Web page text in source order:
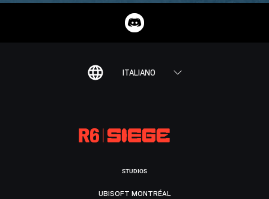
ITALIANO
STUDIOS
UBISOFT MONTRÉAL